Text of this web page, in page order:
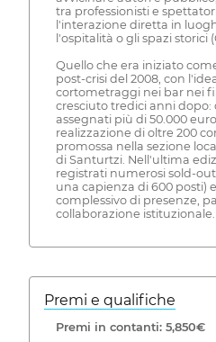
tra professionisti e
l'interazione diretta in
l'ospitalità o gli spazi storici
Quello che era iniziato
post-crisi del 2008, con
cortometraggi nei bar nei
cresciuto tredici anni dopo:
assegnati più di 50.000
realizzazione di oltre 200
promossa nella sezione
di Santurtzi. Nell'ultima
registrati numerosi sold-out
una capienza di 600 posti)
complessivo di presenze,
collaborazione istituzionale.
Premi e qualifiche
Premi in contanti: 5,850€